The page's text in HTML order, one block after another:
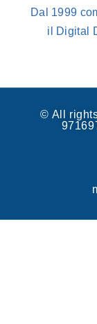
Dal 1999
il Digital
© All